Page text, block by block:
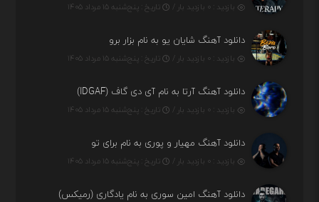
بازدید : ۰ بازدید بار / تاریخ : پنج‌شنبه ۱۵ مرداد ۱۴۰۵
دانلود آهنگ شایان یو به نام بزار برو
بازدید : ۰ بازدید بار / تاریخ : پنج‌شنبه ۱۵ مرداد ۱۴۰۵
دانلود آهنگ آرتا به نام آی دی گاف (IDGAF)
بازدید : ۰ بازدید بار / تاریخ : پنج‌شنبه ۱۵ مرداد ۱۴۰۵
دانلود آهنگ مهیار و پوری به نام برای تو
بازدید : ۰ بازدید بار / تاریخ : پنج‌شنبه ۱۵ مرداد ۱۴۰۵
دانلود آهنگ امین سوری به نام یادگاری (رمیکس)